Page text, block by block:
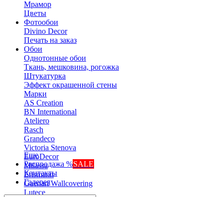
Мрамор
Цветы
Фотообои
Divino Decor
Печать на заказ
Обои
Однотонные обои
Ткань, мешковина, рогожка
Штукатурка
Эффект окрашенной стены
Марки
AS Creation
BN International
Ateliero
Rasch
Grandeco
Victoria Stenova
EuroDecor
Milassa
Erismann
Gaenari Wallcovering
Lutece
Еще
Распродажа %SALE
Контакты
Галерея